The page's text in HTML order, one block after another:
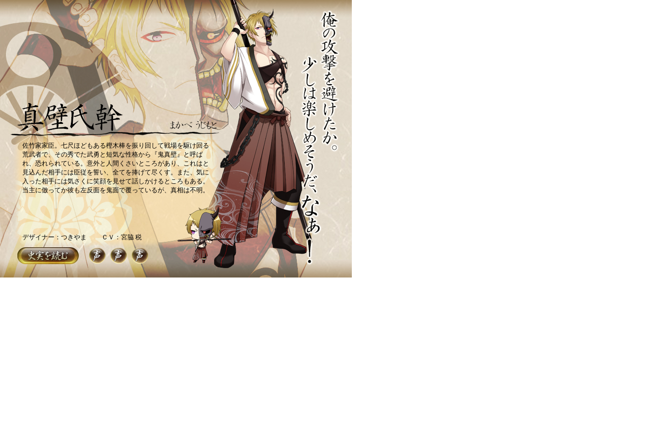
佐竹家家臣。七尺ほどもある樫木棒を振り回して戦場を駆け回る
荒武者で、その秀でた武勇と短気な性格から『鬼真壁』と呼ば
れ、恐れられている。意外と人間くさいところがあり、これはと
見込んだ相手には臣従を誓い、全てを捧げて尽くす。また、気に
入った相手には気さくに笑顔を見せて話しかけるところもある。
当主に倣ってか彼も左反面を鬼面で覆っているが、真相は不明。
デザイナー：つきやま ＣＶ：宮脇 税